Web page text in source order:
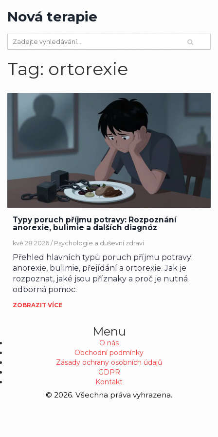
Nová terapie
Tag: ortorexie
Typy poruch příjmu potravy: Rozpoznání
anorexie, bulimie a dalších diagnóz
kvě 28 2026 / Psychologie a duševní zdraví
Přehled hlavních typů poruch příjmu potravy:
anorexie, bulimie, přejídání a ortorexie. Jak je
rozpoznat, jaké jsou příznaky a proč je nutná
odborná pomoc.
ZOBRAZIT VÍCE
Menu
O nás
Obchodní podmínky
Zásady ochrany osobních údajů
GDPR
Kontakt
© 2026. Všechna práva vyhrazena.